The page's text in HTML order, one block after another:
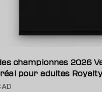
championnes 2026
pour adultes Royalty